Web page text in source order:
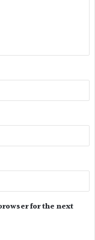
for the next